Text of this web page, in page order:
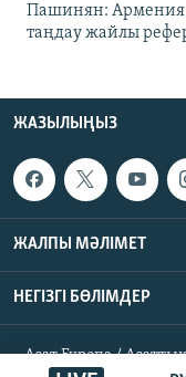
Пашинян: Армения
таңдау жайлы
ЖАЗЫЛЫҢЫЗ
ЖАЛПЫ МӘЛІМЕТ
НЕГІЗГІ БӨЛІМДЕР
Азат Еуропа /